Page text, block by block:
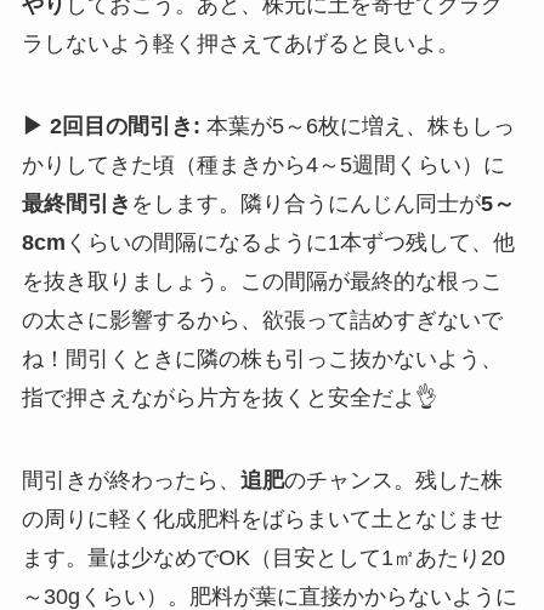
ラしないよう軽く押さえてあげると良いよ。
▶ 2回目の間引き: 本葉が5～6枚に増え、株もしっ
かりしてきた頃（種まきから4～5週間くらい）に
最終間引き をします。隣り合うにんじん同士が5～
8cm くらいの間隔になるように1本ずつ残して、他
を抜き取りましょう。この間隔が最終的な根っこ
の太さに影響するから、欲張って詰めすぎないで
ね！間引くときに隣の株も引っこ抜かないよう、
指で押さえながら片方を抜くと安全だよ👌
間引きが終わったら、 追肥のチャンス。残した株
の周りに軽く化成肥料をばらまいて土となじませ
ます。量は少なめでOK（目安として1㎡あたり20
～30gくらい）。肥料が葉に直接かからないように